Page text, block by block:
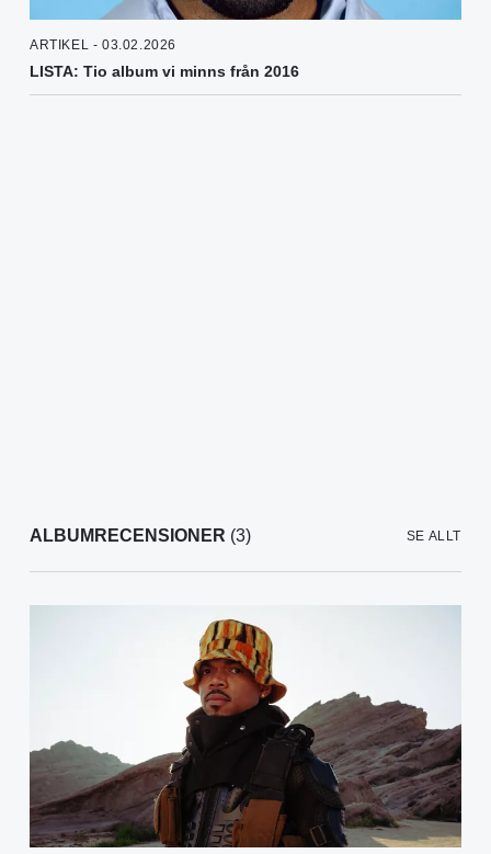
ARTIKEL - 03.02.2026
LISTA: Tio album vi minns från 2016
ALBUMRECENSIONER (3) SE ALLT